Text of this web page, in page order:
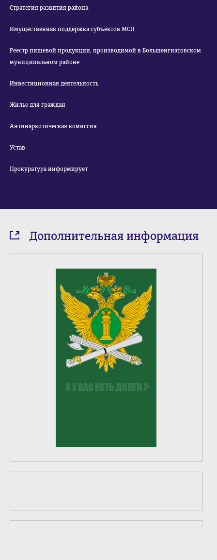
Стратегия развития района
Имущественная поддержка субъектов МСП
Реестр пищевой продукции, производимой в Большеигнатовском
муниципальном районе
Инвестиционная деятельность
Жилье для граждан
Антинаркотическая комиссия
Устав
Прокуратура информирует
Дополнительная информация